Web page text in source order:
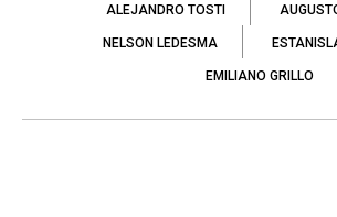
ALEJANDRO TOSTI
NELSON LEDESMA
EMILIANO GRILLO